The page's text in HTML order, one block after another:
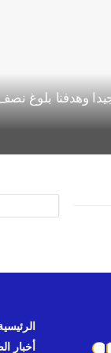
وهدفنا بلوغ
أخبار